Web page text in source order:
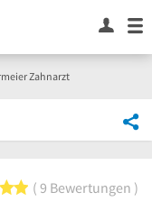
Zahnarzt
5 von 5 Sternen
9 Bewertungen